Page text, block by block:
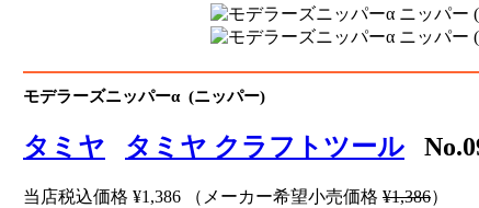
モデラーズニッパーα (ニッパー)
タミヤ タミヤ クラフトツール
当店税込価格 ¥1,386 （メーカー希望小売価格 ¥1,386）